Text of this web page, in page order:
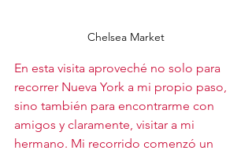
Chelsea Market
En esta visita aproveché no solo para
recorrer Nueva York a mi propio paso,
sino también para encontrarme con
amigos y claramente, visitar a mi
hermano. Mi recorrido comenzó un